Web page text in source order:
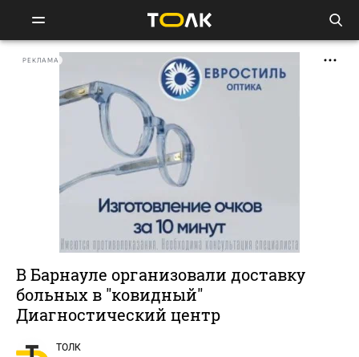
РЕКЛАМА
В Барнауле организовали доставку
больных в "ковидный"
Диагностический центр
ТОЛК